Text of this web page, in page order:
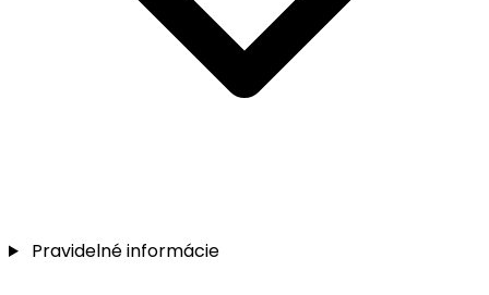
Pravidelné informácie